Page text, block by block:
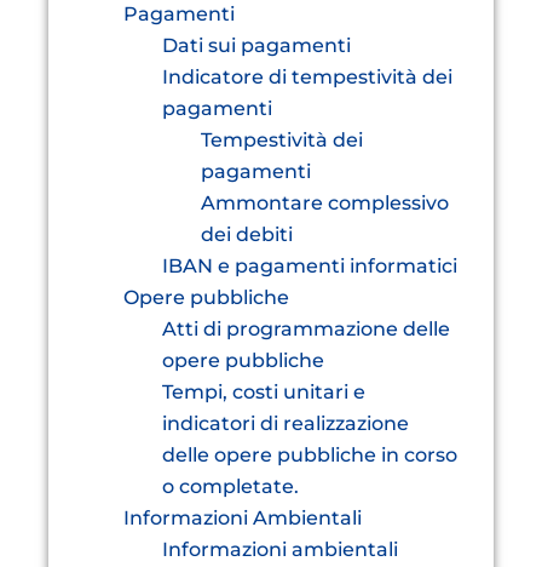
Pagamenti
Dati sui pagamenti
Indicatore di tempestività dei
pagamenti
Tempestività dei
pagamenti
Ammontare complessivo
dei debiti
IBAN e pagamenti informatici
Opere pubbliche
Atti di programmazione delle
opere pubbliche
Tempi, costi unitari e
indicatori di realizzazione
delle opere pubbliche in corso
o completate.
Informazioni Ambientali
Informazioni ambientali